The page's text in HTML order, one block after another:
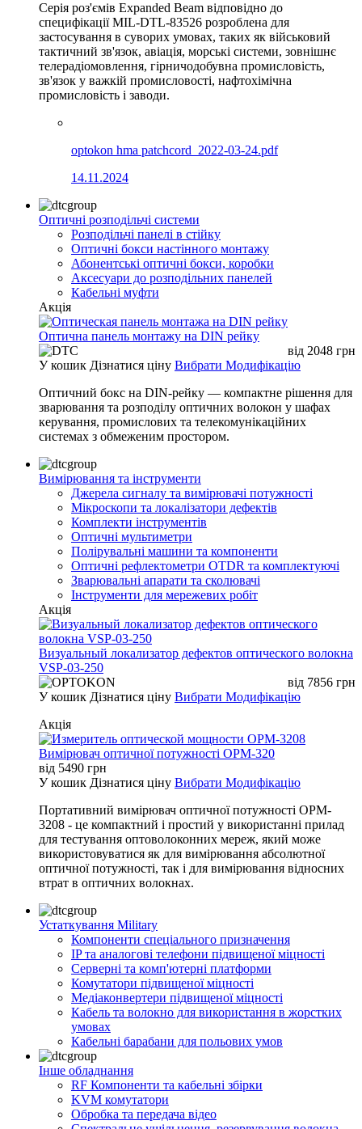
Серія роз'ємів Expanded Beam відповідно до
специфікації MIL-DTL-83526 розроблена для
застосування в суворих умовах, таких як військовий
тактичний зв'язок, авіація, морські системи, зовнішнє
телерадіомовлення, гірничодобувна промисловість,
зв'язок у важкій промисловості, нафтохімічна
промисловість і заводи.
optokon hma patchcord_2022-03-24.pdf
14.11.2024
Оптичні розподільчі системи
Розподільчі панелі в стійку
Оптичні бокси настінного монтажу
Абонентські оптичні бокси, коробки
Аксесуари до розподільних панелей
Кабельні муфти
Акція
Оптична панель монтажу на DIN рейку
від 2048 грн
У кошик Дізнатися ціну Вибрати Модифікацію
Оптичний бокс на DIN-рейку — компактне рішення для
зварювання та розподілу оптичних волокон у шафах
керування, промислових та телекомунікаційних
системах з обмеженим простором.
Вимірювання та інструменти
Джерела сигналу та вимірювачі потужності
Мікроскопи та локалізатори дефектів
Комплекти інструментів
Оптичні мультиметри
Полірувальні машини та компоненти
Оптичні рефлектометри OTDR та комплектуючі
Зварювальні апарати та сколювачі
Інструменти для мережевих робіт
Акція
Визуальный локализатор дефектов оптического волокна
VSP-03-250
від 7856 грн
У кошик Дізнатися ціну Вибрати Модифікацію
Акція
Вимірювач оптичної потужності OPM-320
від 5490 грн
У кошик Дізнатися ціну Вибрати Модифікацію
Портативний вимірювач оптичної потужності OPM-
3208 - це компактний і простий у використанні прилад
для тестування оптоволоконних мереж, який може
використовуватися як для вимірювання абсолютної
оптичної потужності, так і для вимірювання відносних
втрат в оптичних волокнах.
Устаткування Military
Компоненти спеціального призначення
IP та аналогові телефони підвищеної міцності
Серверні та комп'ютерні платформи
Комутатори підвищеної міцності
Медіаконвертери підвищеної міцності
Кабель та волокно для використання в жорстких
умовах
Кабельні барабани для польових умов
Інше обладнання
RF Компоненти та кабельні збірки
KVM комутатори
Обробка та передача відео